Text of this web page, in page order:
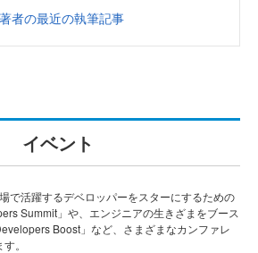
者の最近の執筆記事
イベント
で活躍するデベロッパーをスターにするための
Summit」や、エンジニアの生きざまをブース
Boost」など、さまざまなカンファレ
。